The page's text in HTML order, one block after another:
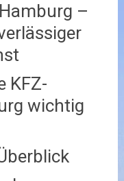
–
KFZ-
wichtig